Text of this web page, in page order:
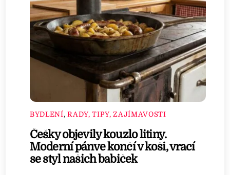
BYDLENÍ,RADY, TIPY, ZAJÍMAVOSTI
Češky objevily kouzlo litiny.
Moderní pánve končí v koši, vrací
se styl našich babiček